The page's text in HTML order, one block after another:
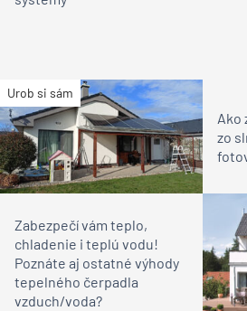
Urob si sám
Ako
zo
Zabezpečí vám teplo,
chladenie i teplú vodu!
Poznáte aj ostatné výhody
tepelného čerpadla
vzduch/voda?